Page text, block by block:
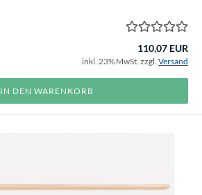
110,07 EUR
inkl. 23% MwSt. zzgl. Versand
IN DEN WARENKORB